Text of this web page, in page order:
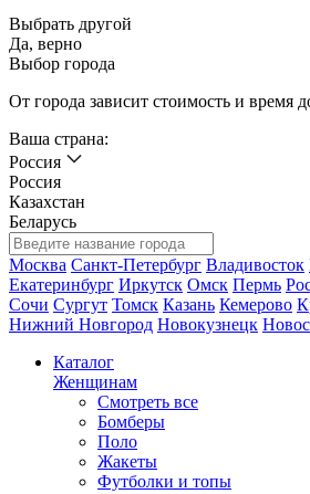
Выбрать другой
Да, верно
Выбор города
От города зависит стоимость и время
Ваша страна:
Россия
Россия
Казахстан
Беларусь
Москва Санкт-Петербург Владивосток
Екатеринбург Иркутск Омск Пермь
Сочи Сургут Томск Казань Кемерово
Нижний Новгород Новокузнецк
Каталог
Женщинам
Смотреть все
Бомберы
Поло
Жакеты
Футболки и топы